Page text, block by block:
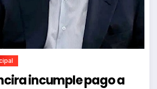
incumple pago a